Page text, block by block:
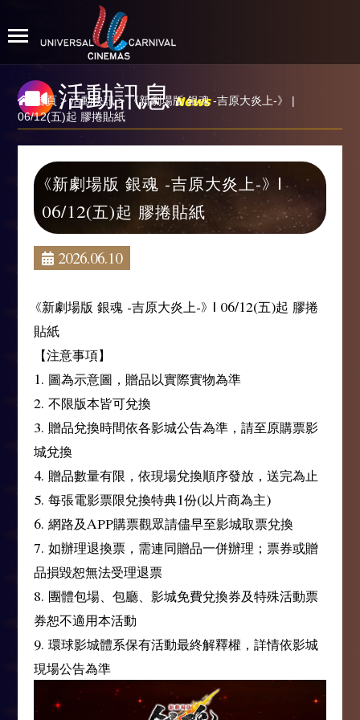
活動訊息News
首頁 >活動快訊> 《新劇場版 銀魂 -吉原大炎上-》 |
06/12(五)起 膠捲貼紙
《新劇場版 銀魂 -吉原大炎上-》 |
06/12(五)起 膠捲貼紙
2026.06.10
《新劇場版 銀魂 -吉原大炎上-》 | 06/12(五)起 膠捲
貼紙
【注意事項】
1. 圖為示意圖，贈品以實際實物為準
2. 不限版本皆可兌換
3. 贈品兌換時間依各影城公告為準，請至原購票影
城兌換
4. 贈品數量有限，依現場兌換順序發放，送完為止
5. 每張電影票限兌換特典1份(以片商為主)
6. 網路及APP購票觀眾請儘早至影城取票兌換
7. 如辦理退換票，需連同贈品一併辦理；票券或贈
品損毀恕無法受理退票
8. 團體包場、包廳、影城免費兌換券及特殊活動票
券恕不適用本活動
9. 環球影城體系保有活動最終解釋權，詳情依影城
現場公告為準